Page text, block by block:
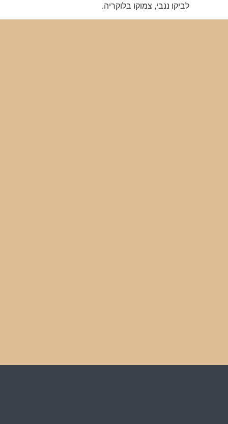
לביקו ננבי, צמוקו בלוקריה.